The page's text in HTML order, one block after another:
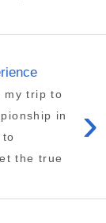
›
my trip to
in
to
the true